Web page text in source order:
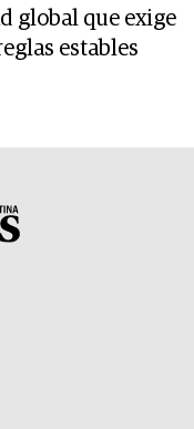
global que exige
estables